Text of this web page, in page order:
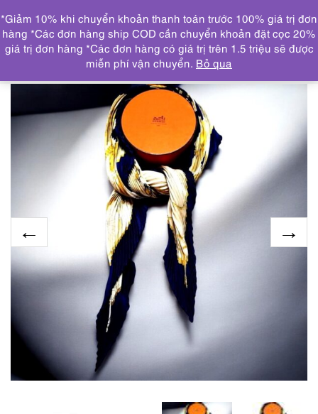
DANH MỤC
Trang chủ THƯƠNG HIỆU NỔI BẬT HERMES
1004-
Khăn lụa-HERMES Les Becanes pleated scarf-Như mới
*Giảm 10% khi chuyển khoản thanh toán trước 100% giá trị đơn
hàng *Các đơn hàng ship COD cần chuyển khoản đặt cọc 20%
giá trị đơn hàng *Các đơn hàng có giá trị trên 1.5 triệu sẽ được
miễn phí vận chuyển. Bỏ qua